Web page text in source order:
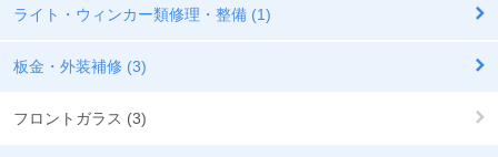
ライト・ウィンカー類修理・整備 (1)
板金・外装補修 (3)
フロントガラス (3)